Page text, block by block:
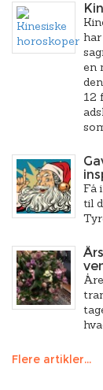
en
12
Få
til
Flere artikler...